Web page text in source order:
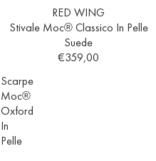
RED WING
Stivale Moc® Classico In Pelle
Suede
€359,00
Scarpe
Moc®
Oxford
In
Pelle